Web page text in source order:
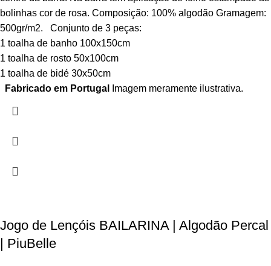
bolinhas cor de rosa. Composição: 100% algodão Gramagem:
500gr/m2. Conjunto de 3 peças:
1 toalha de banho 100x150cm
1 toalha de rosto 50x100cm
1 toalha de bidé 30x50cm
Fabricado em Portugal
Imagem meramente ilustrativa.
Jogo de Lençóis BAILARINA | Algodão Percal
| PiuBelle